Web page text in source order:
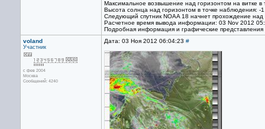
Максимальное возвышение над горизонтом на витке в
Высота солнца над горизонтом в точке наблюдения: -
Следующий спутник NOAA 18 начнет прохождение
Расчетное время вывода информации: 03 Nov 2012
Подробная информация и графические представления
voland
Участник
с фев 2004
Москва
Сообщений: 4240
Дата: 03 Ноя 2012 06:04:23 #